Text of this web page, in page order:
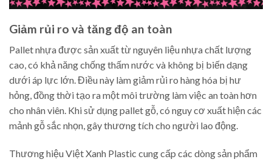
Giảm rủi ro và tăng độ an toàn
Pallet nhựa được sản xuất từ nguyên liệu nhựa chất lượng
cao, có khả năng chống thấm nước và không bị biến dạng
dưới áp lực lớn. Điều này làm giảm rủi ro hàng hóa bị hư
hỏng, đồng thời tạo ra một môi trường làm việc an toàn hơn
cho nhân viên. Khi sử dụng pallet gỗ, có nguy cơ xuất hiện các
mảnh gỗ sắc nhọn, gây thương tích cho người lao động.
Thương hiệu Việt Xanh Plastic cung cấp các dòng sản phẩm